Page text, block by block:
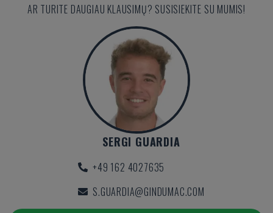
AR TURITE DAUGIAU KLAUSIMŲ? SUSISIEKITE SU MUMIS!
SERGI GUARDIA
+49 162 4027635
S.GUARDIA@GINDUMAC.COM